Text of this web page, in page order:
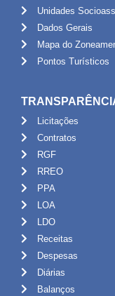
Unidades
Dados Gerais
Mapa do
Pontos Turísticos
Licitações
Contratos
RGF
RREO
PPA
LOA
LDO
Receitas
Despesas
Diárias
Balanços